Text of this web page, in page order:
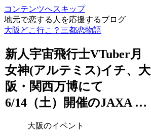
コンテンツへスキップ
地元で恋する人を応援するブログ
大阪どこ行こ？三都恋物語
新人宇宙飛行士VTuber月
女神(アルテミス)イチ、 大
阪 ・関西万博にて
6/14（土）開催のJAXA …
大阪のイベント